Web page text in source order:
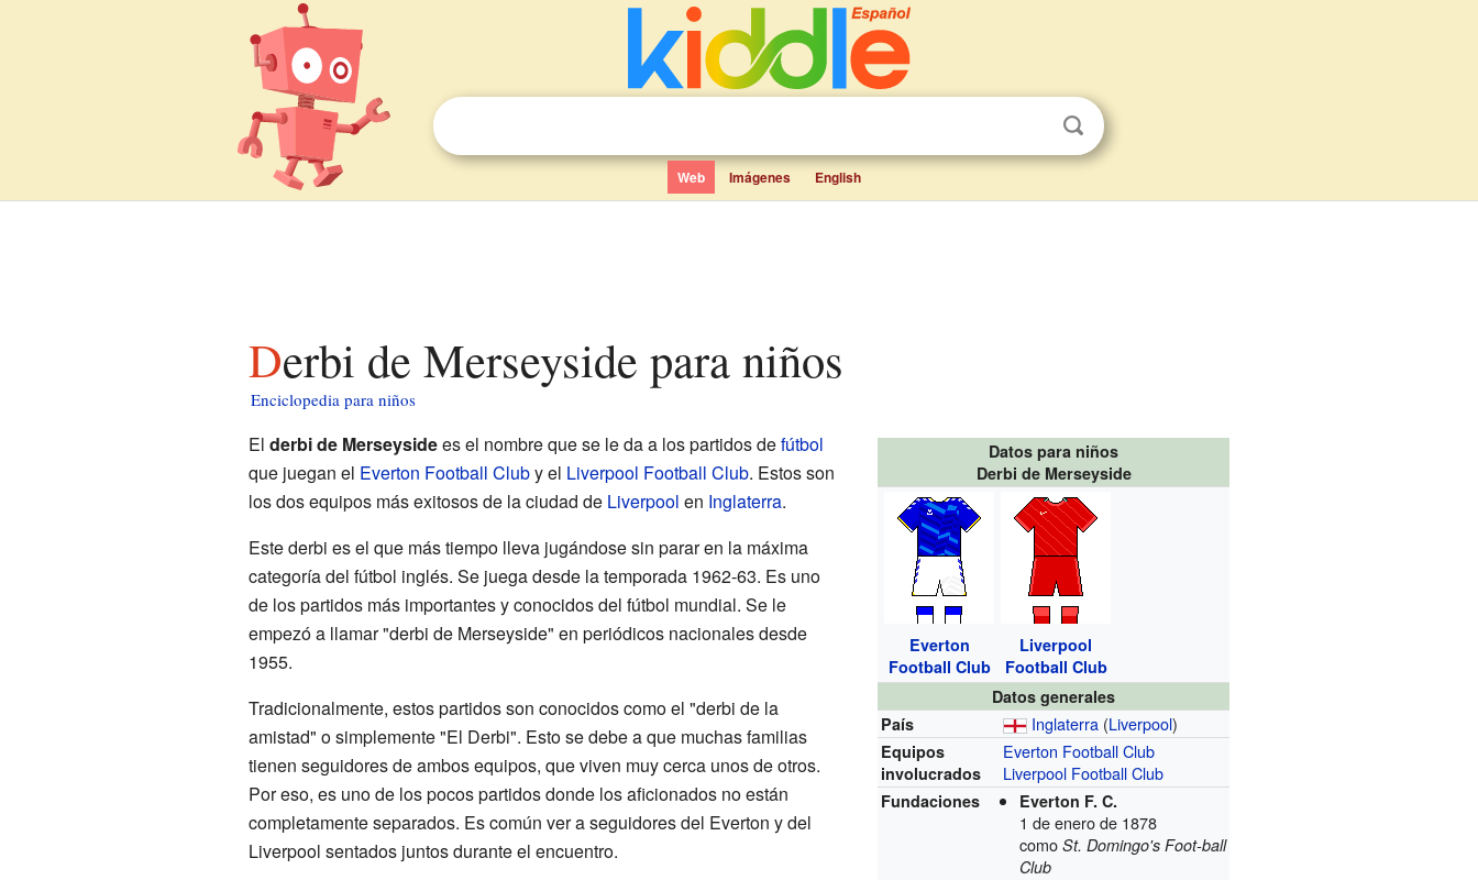
Web Imágenes English
Derbi de Merseyside para niños
Enciclopedia para niños
Datos para niños
Derbi de Merseyside
Everton
Football Club
Liverpool
Football Club
Datos generales
País
Inglaterra (Liverpool)
Equipos
involucrados
Everton Football Club
Liverpool Football Club
Fundaciones Everton F. C.
1 de enero de 1878
como St. Domingo's Foot-ball
Club
El derbi de Merseysidees el nombre que se le da a los partidos defútbol
que juegan el Everton Football Cluby el Liverpool Football Club. Estos son
los dos equipos más exitosos de la ciudad de Liverpool en Inglaterra.
Este derbi es el que más tiempo lleva jugándose sin parar en la máxima
categoría del fútbol inglés. Se juega desde la temporada 1962-63. Es uno
de los partidos más importantes y conocidos del fútbol mundial. Se le
empezó a llamar "derbi de Merseyside" en periódicos nacionales desde
1955.
Tradicionalmente, estos partidos son conocidos como el "derbi de la
amistad" o simplemente "El Derbi". Esto se debe a que muchas familias
tienen seguidores de ambos equipos, que viven muy cerca unos de otros.
Por eso, es uno de los pocos partidos donde los aficionados no están
completamente separados. Es común ver a seguidores del Everton y del
Liverpool sentados juntos durante el encuentro.